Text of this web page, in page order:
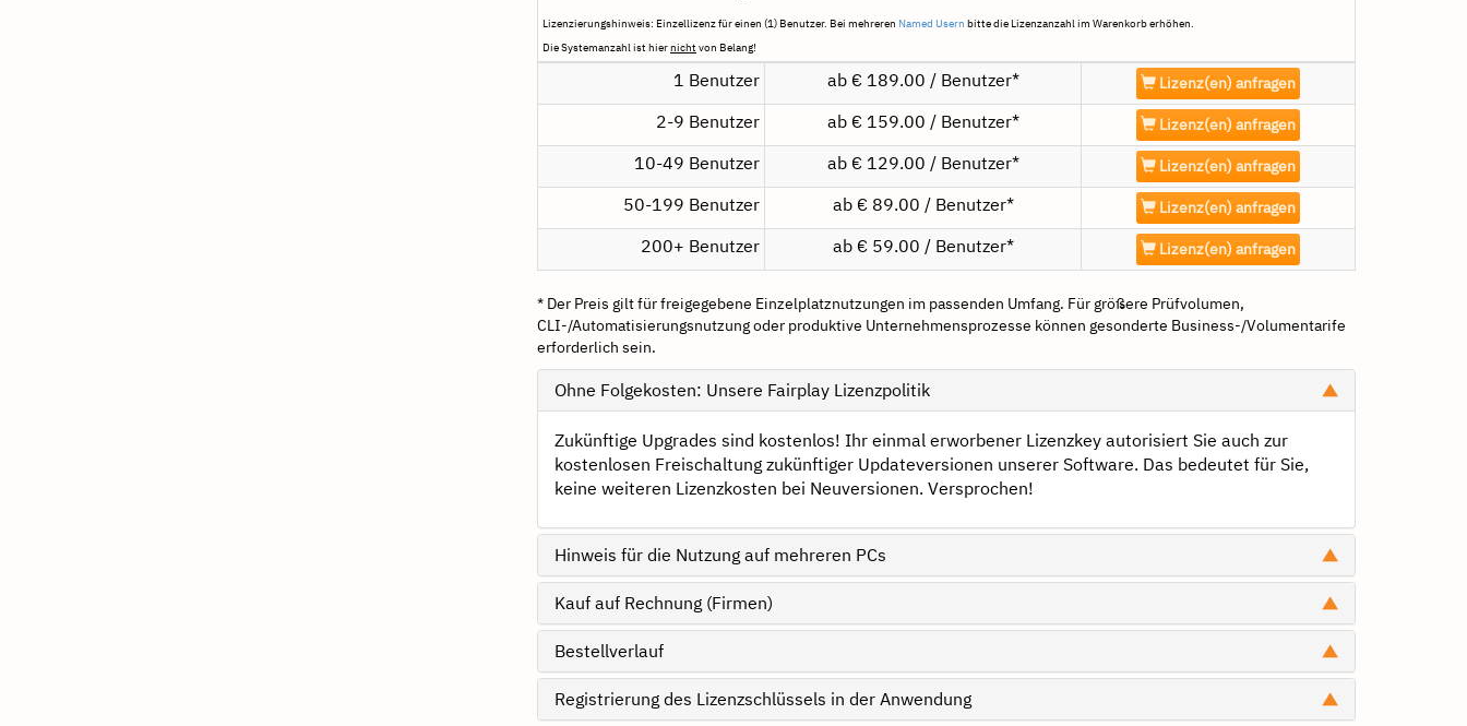
Lizenzierungshinweis: Einzellizenz für einen (1) Benutzer. Bei mehreren Named Usern bitte die Lizenzanzahl im Warenkorb erhöhen.
Die Systemanzahl ist hiernicht von Belang!
1 Benutzer ab € 189.00 / Benutzer* Lizenz(en) anfragen
2-9 Benutzer ab € 159.00 / Benutzer* Lizenz(en) anfragen
10-49 Benutzer ab € 129.00 / Benutzer* Lizenz(en) anfragen
50-199 Benutzer ab € 89.00 / Benutzer* Lizenz(en) anfragen
200+ Benutzer ab € 59.00 / Benutzer* Lizenz(en) anfragen
* Der Preis gilt für freigegebene Einzelplatznutzungen im passenden Umfang. Für größere Prüfvolumen,
CLI-/Automatisierungsnutzung oder produktive Unternehmensprozesse können gesonderte Business-/Volumentarife
erforderlich sein.
Ohne Folgekosten: Unsere Fairplay Lizenzpolitik
Zukünftige Upgrades sind kostenlos! Ihr einmal erworbener Lizenzkey autorisiert Sie auch zur
kostenlosen Freischaltung zukünftiger Updateversionen unserer Software. Das bedeutet für Sie,
keine weiteren Lizenzkosten bei Neuversionen. Versprochen!
Hinweis für die Nutzung auf mehreren PCs
Kauf auf Rechnung (Firmen)
Bestellverlauf
Registrierung des Lizenzschlüssels in der Anwendung